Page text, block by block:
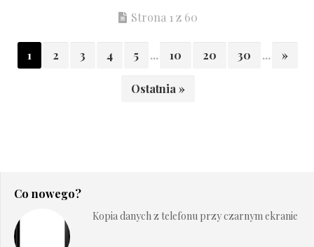
Strona 1 z 60
1 2 3 4 5 ... 10 20 30 ... »
Ostatnia »
Co nowego?
Kopia danych z telefonu przy czarnym ekranie